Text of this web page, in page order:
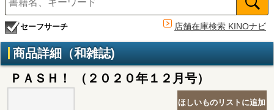
セーフサーチ 店舗在庫検索 KINOナビ
商品詳細（和雑誌)
ＰＡＳＨ！ （２０２０年１２月号）